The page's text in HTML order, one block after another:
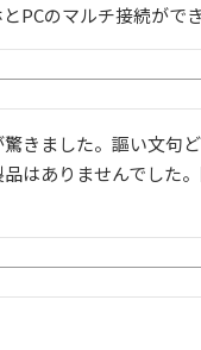
PCのマルチ接続がで
きました。謳い文句
はありませんでした